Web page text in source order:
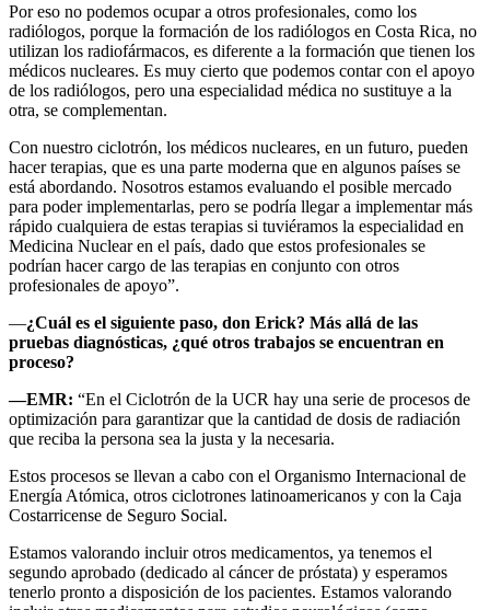
Por eso no podemos ocupar a otros profesionales, como los
radiólogos, porque la formación de los radiólogos en Costa Rica, no
utilizan los radiofármacos, es diferente a la formación que tienen los
médicos nucleares. Es muy cierto que podemos contar con el apoyo
de los radiólogos, pero una especialidad médica no sustituye a la
otra, se complementan.
Con nuestro ciclotrón, los médicos nucleares, en un futuro, pueden
hacer terapias, que es una parte moderna que en algunos países se
está abordando. Nosotros estamos evaluando el posible mercado
para poder implementarlas, pero se podría llegar a implementar más
rápido cualquiera de estas terapias si tuviéramos la especialidad en
Medicina Nuclear en el país, dado que estos profesionales se
podrían hacer cargo de las terapias en conjunto con otros
profesionales de apoyo”.
—¿Cuál es el siguiente paso, don Erick? Más allá de las
pruebas diagnósticas, ¿qué otros trabajos se encuentran en
proceso?
—EMR: “En el Ciclotrón de la UCR hay una serie de procesos de
optimización para garantizar que la cantidad de dosis de radiación
que reciba la persona sea la justa y la necesaria.
Estos procesos se llevan a cabo con el Organismo Internacional de
Energía Atómica, otros ciclotrones latinoamericanos y con la Caja
Costarricense de Seguro Social.
Estamos valorando incluir otros medicamentos, ya tenemos el
segundo aprobado (dedicado al cáncer de próstata) y esperamos
tenerlo pronto a disposición de los pacientes. Estamos valorando